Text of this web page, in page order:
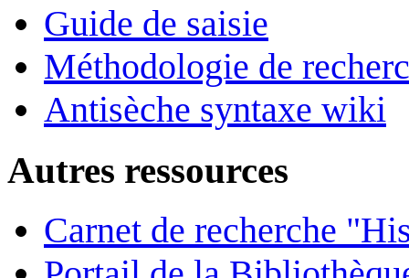
Guide de saisie
Méthodologie de
Antisèche syntaxe wiki
Autres ressources
Carnet de recherche